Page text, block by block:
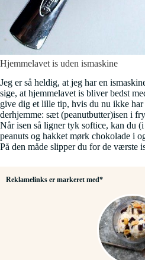
Hjemmelavet is uden ismaskine
Jeg er så heldig, at jeg har en
sige, at hjemmelavet is bliver bedst
give dig et lille tip, hvis du nu ikke har
derhjemme: sæt (peanutbutter)isen i
Når isen så ligner tyk softice, kan du
peanuts og hakket mørk chokolade i
På den måde slipper du for de værste
Reklamelinks er markeret med*